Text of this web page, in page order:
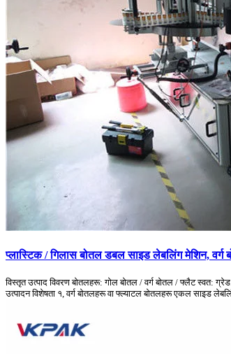
प्लास्टिक / गिलास बोतल डबल साइड लेबलिंग मेशिन, वर्ग
विस्तृत उत्पाद विवरण बोतलहरू: गोल बोतल / वर्ग बोतल / फ्लैट स्वत:
उत्पादन विशेषता १, वर्ग बोतलहरू वा फ्ल्याटल बोतलहरू एकल साइड